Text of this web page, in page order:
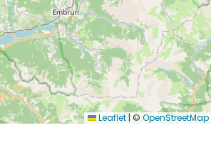
Leaflet | © OpenStreetMap